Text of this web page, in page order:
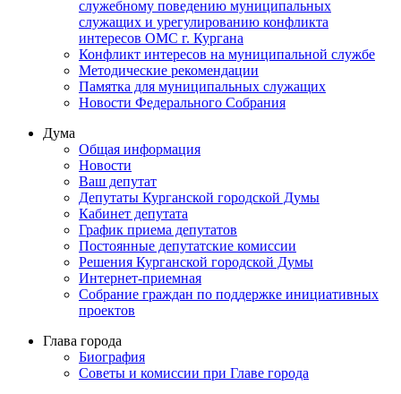
служебному поведению муниципальных
служащих и урегулированию конфликта
интересов ОМС г. Кургана
Конфликт интересов на муниципальной службе
Методические рекомендации
Памятка для муниципальных служащих
Новости Федерального Cобрания
Дума
Общая информация
Новости
Ваш депутат
Депутаты Курганской городской Думы
Кабинет депутата
График приема депутатов
Постоянные депутатские комиссии
Решения Курганской городской Думы
Интернет-приемная
Собрание граждан по поддержке инициативных
проектов
Глава города
Биография
Советы и комиссии при Главе города